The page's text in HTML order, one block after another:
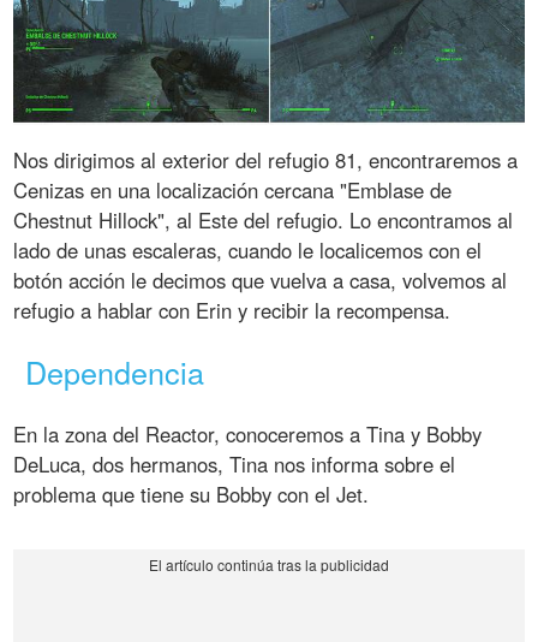
Nos dirigimos al exterior del refugio 81, encontraremos a
Cenizas en una localización cercana "Emblase de
Chestnut Hillock", al Este del refugio. Lo encontramos al
lado de unas escaleras, cuando le localicemos con el
botón acción le decimos que vuelva a casa, volvemos al
refugio a hablar con Erin y recibir la recompensa.
Dependencia
En la zona del Reactor, conoceremos a Tina y Bobby
DeLuca, dos hermanos, Tina nos informa sobre el
problema que tiene su Bobby con el Jet.